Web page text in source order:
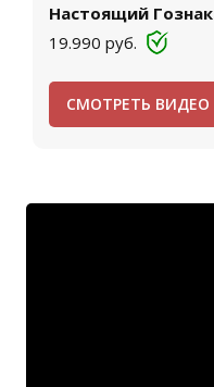
Настоящий Гознак
19.990 руб.
СМОТРЕТЬ ВИДЕО